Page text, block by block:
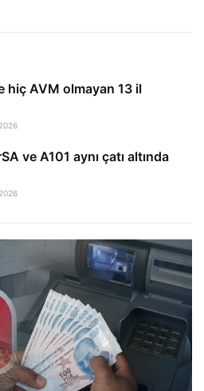
hiç AVM olmayan 13 il
ve A101 aynı çatı altında